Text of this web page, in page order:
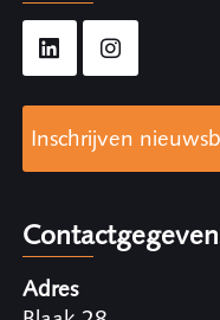
Inschrijven
Adres